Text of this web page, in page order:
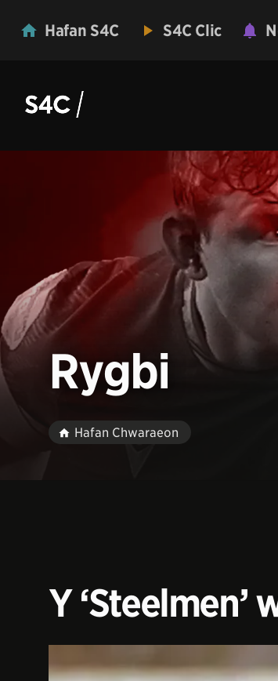
Hafan S4C S4C Clic
Rygbi
Hafan Chwaraeon
Y